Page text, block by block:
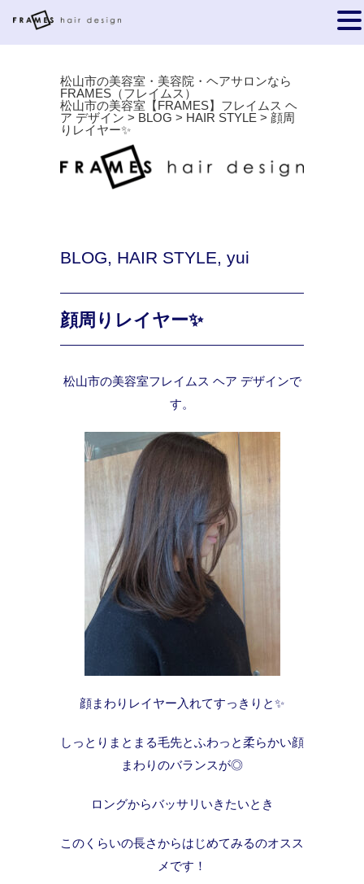
松山市の美容室・美容院・ヘアサロンなら
FRAMES（フレイムス）
松山市の美容室【FRAMES】フレイムス ヘ
ア デザイン > BLOG > HAIR STYLE > 顔周
りレイヤー✨
BLOG, HAIR STYLE, yui
顔周りレイヤー✨
松山市の美容室フレイムス ヘア デザインで
す。
顔まわりレイヤー入れてすっきりと✨
しっとりまとまる毛先とふわっと柔らかい顔
まわりのバランスが◎
ロングからバッサリいきたいとき
このくらいの長さからはじめてみるのオスス
メです！